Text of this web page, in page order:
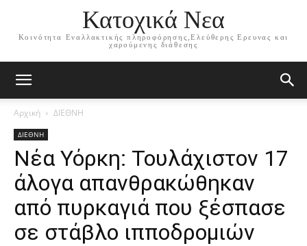
Κατοχικά Νεα
Κοινότητα Εναλλακτικής πληροφόρησης,Ελεύθερης Ερευνας και
χαρούμενης διάθεσης
Αρχική ΔΙΕΘΝΗ
ΔΙΕΘΝΗ
Νέα Υόρκη: Τουλάχιστον 17
άλογα απανθρακώθηκαν
από πυρκαγιά που ξέσπασε
σε στάβλο ιπποδρομιών